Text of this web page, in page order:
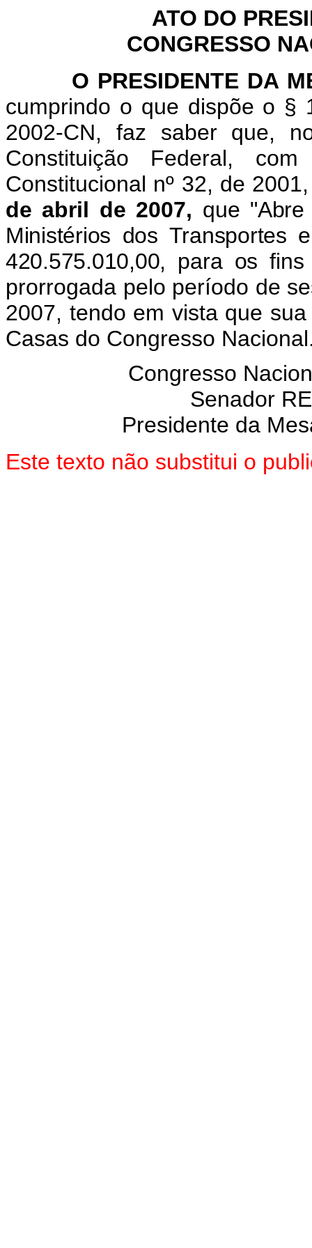
ATO DO
CONGRESSO
O PRESIDENTE DA
cumprindo o que dispõe o §
2002-CN, faz saber que,
Constituição Federal,
Constitucional nº 32, de
de abril de 2007, que "
Ministérios dos
420.575.010,00, para os
prorrogada pelo período de
2007, tendo em vista que
Casas do Congresso
Congresso
Senador
Presidente da
Este texto não substitui o